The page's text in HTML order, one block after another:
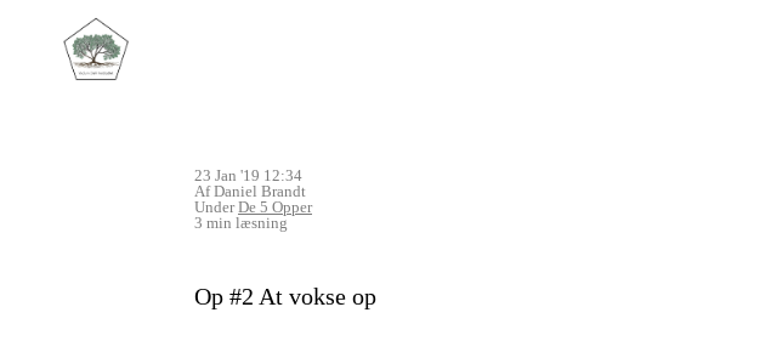
23 Jan '19 12:34
Af Daniel Brandt
UnderDe 5 Opper
3 min læsning
Op #2 At vokse op